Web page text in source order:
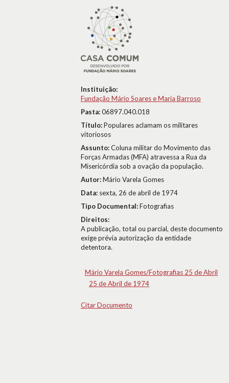
Instituição:
Fundação Mário Soares e Maria Barroso
Pasta:06897.040.018
Título:Populares aclamam os militares
vitoriosos
Assunto:Coluna militar do Movimento das
Forças Armadas (MFA) atravessa a Rua da
Misericórdia sob a ovação da população.
Autor:Mário Varela Gomes
Data: sexta, 26 de abril de 1974
Tipo Documental:Fotografias
Direitos:
A publicação, total ou parcial, deste documento
exige prévia autorização da entidade
detentora.
Mário Varela Gomes/Fotografias 25 de Abril
25 de Abril de 1974
Citar Documento